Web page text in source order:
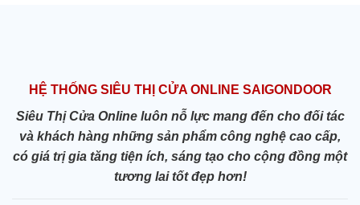
HỆ THỐNG SIÊU THỊ CỬA ONLINE SAIGONDOOR
Siêu Thị Cửa Online luôn nỗ lực mang đến cho đối tác
và khách hàng những sản phẩm công nghệ cao cấp,
có giá trị gia tăng tiện ích, sáng tạo cho cộng đồng một
tương lai tốt đẹp hơn!